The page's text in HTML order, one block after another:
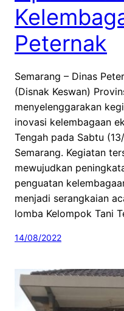
Peternak
Semarang – Dinas
(Disnak Keswan)
menyelenggarakan
inovasi kelembagaan
Tengah pada Sabtu
Semarang. Kegiatan
mewujudkan
penguatan
menjadi serangkaian
lomba Kelompok Tani
14/08/2022